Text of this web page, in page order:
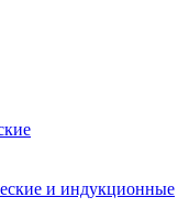
и индукционные